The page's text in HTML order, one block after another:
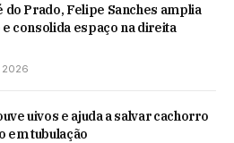
do Prado, Felipe Sanches amplia
consolida espaço na direita
2026
uivos e ajuda a salvar cachorro
em tubulação